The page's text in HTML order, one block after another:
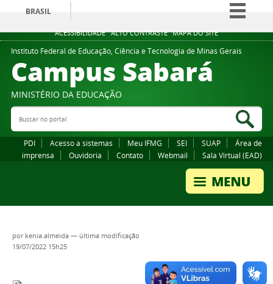
ACESSIBILIDADE ALTO CONTRASTE MAPA DO SITE
BRASIL
Simplifique!
Comunica BR
Participe
Legislação
Instituto Federal de Educação, Ciência e Tecnologia de Minas Gerais
Campus Sabará
MINISTÉRIO DA EDUCAÇÃO
Buscar no portal
PDI Acesso a sistemas Meu IFMG SEI SUAP
Área de
imprensa
Ouvidoria Contato Webmail Sala Virtual (EAD)
por kenia.almeida — última modificação
19/07/2022 15h25